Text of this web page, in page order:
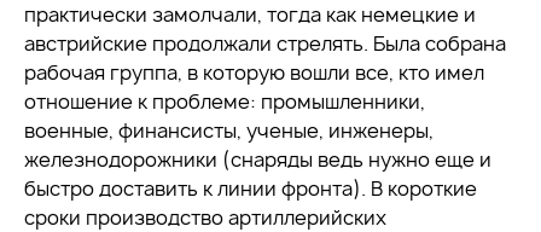
практически замолчали, тогда как немецкие и
австрийские продолжали стрелять. Была собрана
рабочая группа, в которую вошли все, кто имел
отношение к проблеме: промышленники,
военные, финансисты, ученые, инженеры,
железнодорожники (снаряды ведь нужно еще и
быстро доставить к линии фронта). В короткие
сроки производство артиллерийских